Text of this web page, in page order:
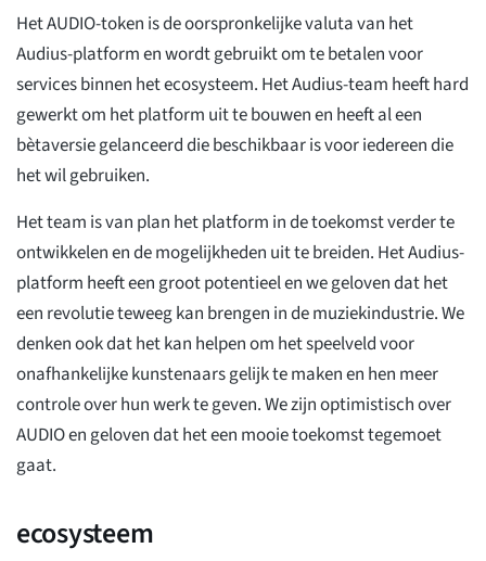
Het AUDIO-token is de oorspronkelijke valuta van het
Audius-platform en wordt gebruikt om te betalen voor
services binnen het ecosysteem. Het Audius-team heeft hard
gewerkt om het platform uit te bouwen en heeft al een
bètaversie gelanceerd die beschikbaar is voor iedereen die
het wil gebruiken.
Het team is van plan het platform in de toekomst verder te
ontwikkelen en de mogelijkheden uit te breiden. Het Audius-
platform heeft een groot potentieel en we geloven dat het
een revolutie teweeg kan brengen in de muziekindustrie. We
denken ook dat het kan helpen om het speelveld voor
onafhankelijke kunstenaars gelijk te maken en hen meer
controle over hun werk te geven. We zijn optimistisch over
AUDIO en geloven dat het een mooie toekomst tegemoet
gaat.
ecosysteem